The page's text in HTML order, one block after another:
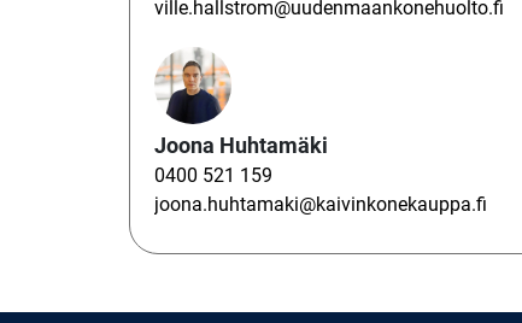
ville.hallstrom@uudenmaankonehuolto.fi
Joona Huhtamäki
0400 521 159
joona.huhtamaki@kaivinkonekauppa.fi